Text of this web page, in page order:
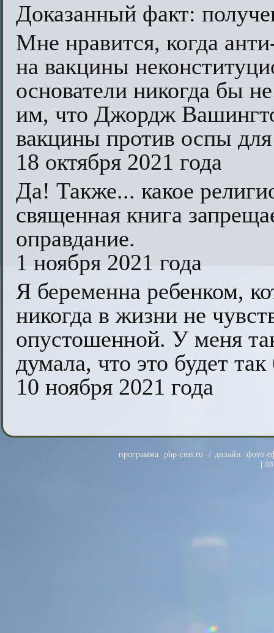
Доказанный факт:
Мне нравится, когда
на вакцины
основатели никогда бы
им, что Джордж
вакцины против оспы
18 октября 2021 года
Да! Также... какое
священная книга
оправдание.
1 ноября 2021 года
Я беременна ребенком,
никогда в жизни не
опустошенной. У меня
думала, что это будет
10 ноября 2021 года
программа php-cms.ru / дизайн
фото-
[